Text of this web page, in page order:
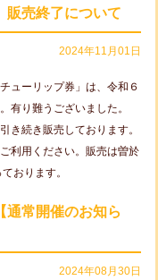
販売終了について
2024年11月01日
ューリップ券」は、令和６
有り難うございました。
き続き販売しております。
利用ください。販売は曽於
おります。
通常開催のお知ら
2024年08月30日